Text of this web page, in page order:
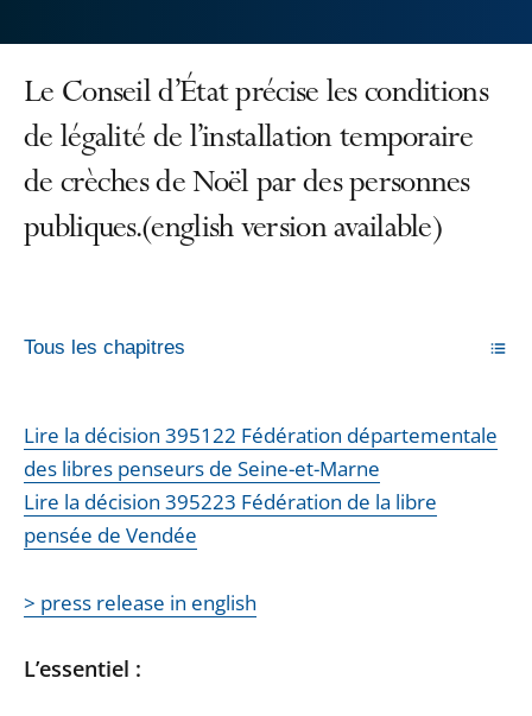
Le Conseil d’État précise les conditions
de légalité de l’installation temporaire
de crèches de Noël par des personnes
publiques.(english version available)
Tous les chapitres
Lire la décision 395122 Fédération départementale
des libres penseurs de Seine-et-Marne
Lire la décision 395223 Fédération de la libre
pensée de Vendée
> press release in english
L’essentiel :